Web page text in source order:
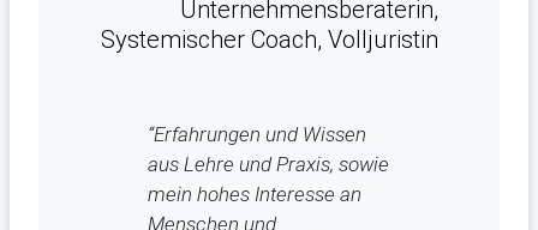
Unternehmensberaterin,
Systemischer Coach, Volljuristin
“Erfahrungen und Wissen
aus Lehre und Praxis, sowie
mein hohes Interesse an
Menschen und